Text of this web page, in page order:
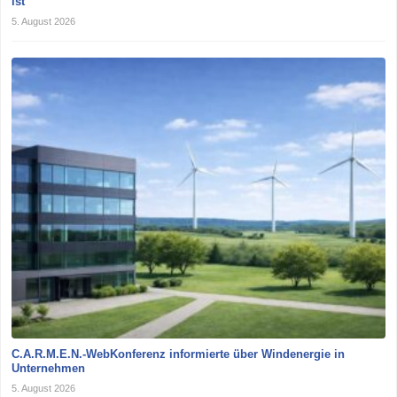
5. August 2026
C.A.R.M.E.N.-WebKonferenz informierte über Windenergie in
Unternehmen
5. August 2026